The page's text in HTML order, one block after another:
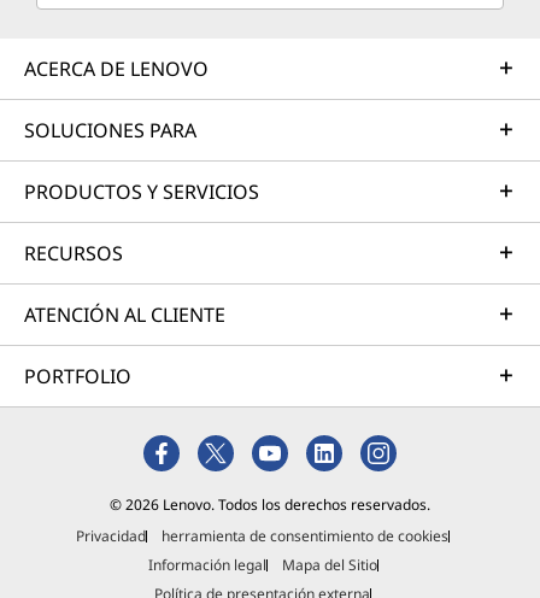
ACERCA DE LENOVO
SOLUCIONES PARA
PRODUCTOS Y SERVICIOS
RECURSOS
ATENCIÓN AL CLIENTE
PORTFOLIO
© 2026 Lenovo. Todos los derechos reservados.
Privacidad
herramienta de consentimiento de cookies
Información legal
Mapa del Sitio
Política de presentación externa